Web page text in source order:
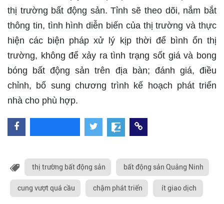
thị trường bất động sản. Tỉnh sẽ theo dõi, nắm bắt
thông tin, tình hình diễn biến của thị trường và thực
hiện các biện pháp xử lý kịp thời để bình ổn thị
trường, không để xảy ra tình trạng sốt giá và bong
bóng bất động sản trên địa bàn; đánh giá, điều
chỉnh, bổ sung chương trình kế hoạch phát triển
nhà cho phù hợp.
thị trường bất động sản bất động sản Quảng Ninh
cung vượt quá cầu chậm phát triển ít giao dịch